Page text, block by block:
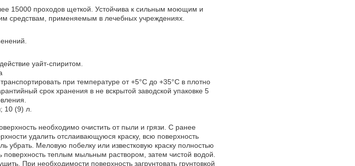
15000 проходов щеткой. Устойчива к сильным моющим и
средствам, применяемым в лечебных учреждениях.
уайт-спиритом.
при температуре от +5°С до +35°С в плотно
срок хранения в не вскрытой заводской упаковке 5
10 (9) л.
необходимо очистить от пыли и грязи. С ранее
удалить отслаивающуюся краску, всю поверхность
убрать. Меловую побелку или известковую краску полностью
поверхность теплым мыльным раствором, затем чистой водой.
При необходимости поверхность загрунтовать грунтовкой